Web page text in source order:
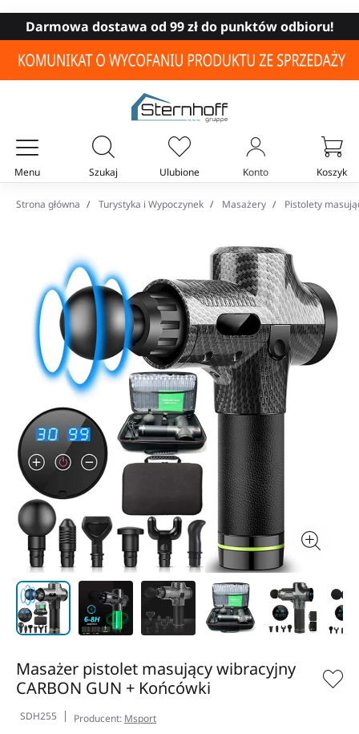
Darmowa dostawa od 99 zł do punktów odbioru!
Menu Szukaj Ulubione Konto Koszyk
Twój koszyk
Strona główna Turystyka i Wypoczynek Masażery Pistolety
Masażer pistolet masujący wibracyjny
CARBON GUN + Końcówki
SDH255 Producent: Msport